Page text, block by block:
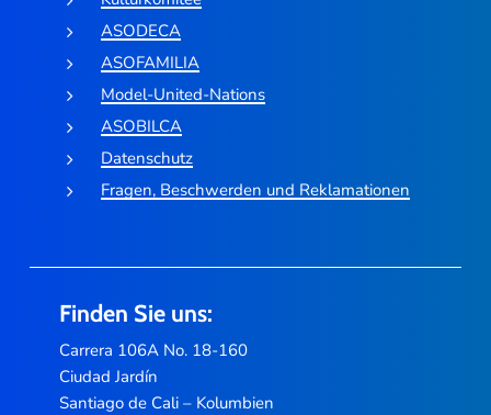
ASODECA
ASOFAMILIA
Model-United-Nations
ASOBILCA
Datenschutz
Fragen, Beschwerden und Reklamationen
Finden Sie uns:
Carrera 106A No. 18-160
Ciudad Jardín
Santiago de Cali – Kolumbien